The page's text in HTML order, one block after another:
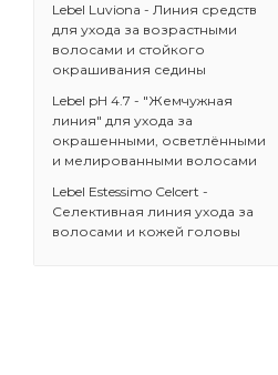
Lebel Luviona - Линия средств
для ухода за возрастными
волосами и стойкого
окрашивания седины
Lebel pH 4.7 - "Жемчужная
линия" для ухода за
окрашенными, осветлёнными
и мелированными волосами
Lebel Estessimo Celcert -
Селективная линия ухода за
волосами и кожей головы